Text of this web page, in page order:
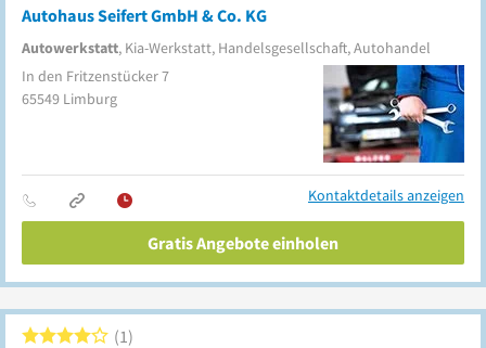
Autohaus Seifert GmbH & Co. KG
Autowerkstatt, Kia-Werkstatt, Handelsgesellschaft, Autohandel
In den Fritzenstücker 7
65549 Limburg
Kontaktdetails anzeigen
Gratis Angebote einholen
1